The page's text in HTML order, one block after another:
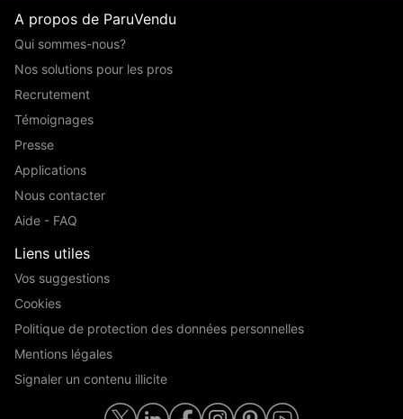
A propos de ParuVendu
Qui sommes-nous?
Nos solutions pour les pros
Recrutement
Témoignages
Presse
Applications
Nous contacter
Aide - FAQ
Liens utiles
Vos suggestions
Cookies
Politique de protection des données personnelles
Mentions légales
Signaler un contenu illicite